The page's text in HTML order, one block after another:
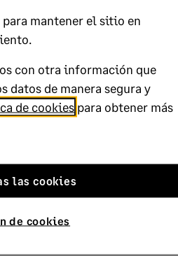
mantener el sitio en
con otra información que
datos de manera segura y
de cookies para obtener más
de cookies
las cookies